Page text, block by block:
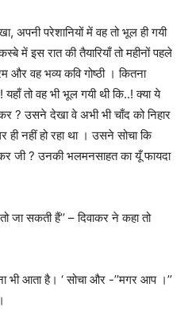
, अपनी परेशानियों में वह तो भूल ही गयी
में इस रात की तैयारियाँ तो महीनों पहले
और वह भव्य कवि गोष्ठी । कितना
तो वह भी भूल गयी थी कि..! क्या ये
? उसने देखा वे अभी भी चाँद को निहार
नहीं हो रहा था । उसने सोचा कि
जी?उनकी भलमनसाहत का यूँ फायदा
तो जा सकती हैं’’ –दिवाकर ने कहा तो
भी आता है। ‘सोचा और -’’मगर आप ।’’